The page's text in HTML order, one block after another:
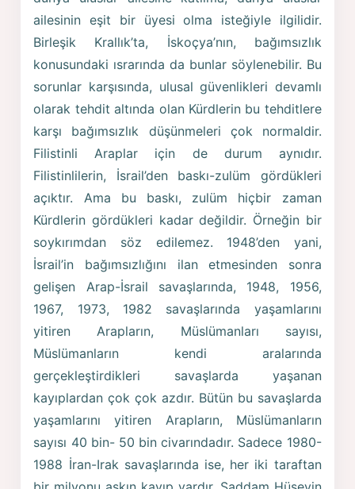
ailesinin eşit bir üyesi olma isteğiyle ilgilidir.
Birleşik Krallık’ta, İskoçya’nın, bağımsızlık
konusundaki ısrarında da bunlar söylenebilir. Bu
sorunlar karşısında, ulusal güvenlikleri devamlı
olarak tehdit altında olan Kürdlerin bu tehditlere
karşı bağımsızlık düşünmeleri çok normaldir.
Filistinli Araplar için de durum aynıdır.
Filistinlilerin, İsrail’den baskı-zulüm gördükleri
açıktır. Ama bu baskı, zulüm hiçbir zaman
Kürdlerin gördükleri kadar değildir. Örneğin bir
soykırımdan söz edilemez. 1948’den yani,
İsrail’in bağımsızlığını ilan etmesinden sonra
gelişen Arap-İsrail savaşlarında, 1948, 1956,
1967, 1973, 1982 savaşlarında yaşamlarını
yitiren Arapların, Müslümanları sayısı,
Müslümanların kendi aralarında
gerçekleştirdikleri savaşlarda yaşanan
kayıplardan çok çok azdır. Bütün bu savaşlarda
yaşamlarını yitiren Arapların, Müslümanların
sayısı 40 bin- 50 bin civarındadır. Sadece 1980-
1988 İran-Irak savaşlarında ise, her iki taraftan